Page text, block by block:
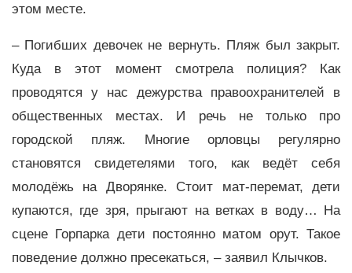
этом месте.
– Погибших девочек не вернуть. Пляж был закрыт.
Куда в этот момент смотрела полиция? Как
проводятся у нас дежурства правоохранителей в
общественных местах. И речь не только про
городской пляж. Многие орловцы регулярно
становятся свидетелями того, как ведёт себя
молодёжь на Дворянке. Стоит мат-перемат, дети
купаются, где зря, прыгают на ветках в воду… На
сцене Горпарка дети постоянно матом орут. Такое
поведение должно пресекаться, – заявил Клычков.